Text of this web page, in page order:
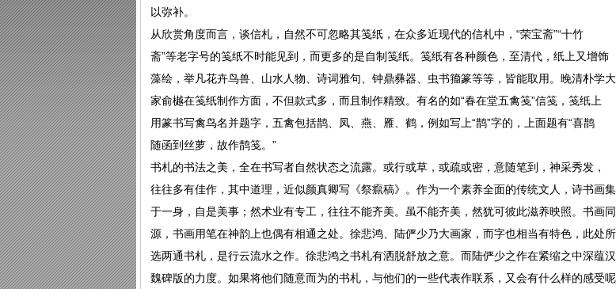
以弥补。
从欣赏角度而言，谈信札，自然不可忽略其笺纸，在众多近现代的信札中，“荣宝斋”“十竹
斋”等老字号的笺纸不时能见到，而更多的是自制笺纸。笺纸有各种颜色，至清代，纸上又增饰
藻绘，举凡花卉鸟兽、山水人物、诗词雅句、钟鼎彝器、虫书籀篆等等，皆能取用。晚清朴学大
家俞樾在笺纸制作方面，不但款式多，而且制作精致。有名的如“春在堂五禽笺”信笺，笺纸上
用篆书写禽鸟名并题字，五禽包括鹊、凤、燕、雁、鹤，例如写上“鹊”字的，上面题有“喜鹊
随函到丝萝，故作鹊笺。”
书札的书法之美，全在书写者自然状态之流露。或行或草，或疏或密，意随笔到，神采秀发，
往往多有佳作，其中道理，近似颜真卿写《祭癙稿》。作为一个素养全面的传统文人，诗书画集
于一身，自是美事；然术业有专工，往往不能齐美。虽不能齐美，然犹可彼此滋养映照。书画同
源，书画用笔在神韵上也偶有相通之处。徐悲鸿、陆俨少乃大画家，而字也相当有特色，此处所
选两通书札，是行云流水之作。徐悲鸿之书札有洒脱舒放之意。而陆俨少之作在紧缩之中深蕴汉
魏碑版的力度。如果将他们随意而为的书札，与他们的一些代表作联系，又会有什么样的感受呢